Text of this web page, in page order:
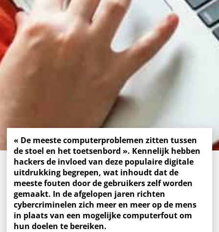
« De meeste computerproblemen zitten tussen
de stoel en het toetsenbord ». Kennelijk hebben
hackers de invloed van deze populaire digitale
uitdrukking begrepen, wat inhoudt dat de
meeste fouten door de gebruikers zelf worden
gemaakt. In de afgelopen jaren richten
cybercriminelen zich meer en meer op de mens
in plaats van een mogelijke computerfout om
hun doelen te bereiken.